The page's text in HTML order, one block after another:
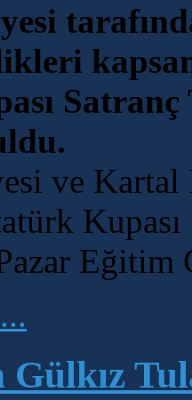
Satranç
ve Kartal
Eğitim
Gülkız